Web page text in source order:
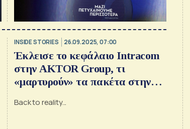
INSIDE STORIES 26.09.2025, 07:00
Έκλεισε το κεφάλαιο Intracom
στην AKTOR Group, τι
«μαρτυρούν» τα πακέτα στην
Περιστέρη, τα μουαγιέν της
Back to reality...